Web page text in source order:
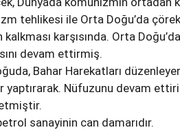
tehlikesi ile Orta Doğu’da
karşısında. Orta
devam ettirmiş.
Bahar Harekatları
yaptırarak. Nüfuzunu devam
sanayinin can damarıdır.